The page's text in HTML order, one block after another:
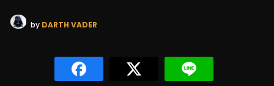
by DARTH VADER